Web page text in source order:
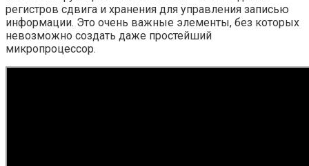
регистров сдвига и хранения для управления записью
информации. Это очень важные элементы, без которых
невозможно создать даже простейший
микропроцессор.